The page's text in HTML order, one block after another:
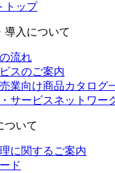
トップ
導入について
流れ
スのご案内
業向け商品カタログ
サービスネットワー
ついて
に関するご案内
ド